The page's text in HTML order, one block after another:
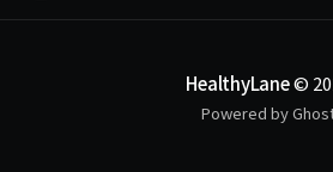
在人體中的作用就是vitamin C的作
高劑量vitamin C注射或點滴也都是
那你能說那些去打高劑量vitamin C
HealthyLane©
Powered by